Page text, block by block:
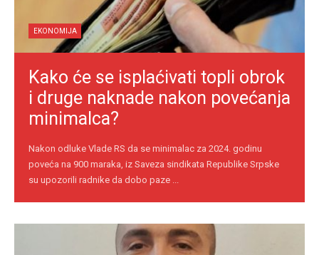
EKONOMIJA
Kako će se isplaćivati topli obrok
i druge naknade nakon povećanja
minimalca?
Nakon odluke Vlade RS da se minimalac za 2024. godinu
poveća na 900 maraka, iz Saveza sindikata Republike Srpske
su upozorili radnike da dobo paze ...